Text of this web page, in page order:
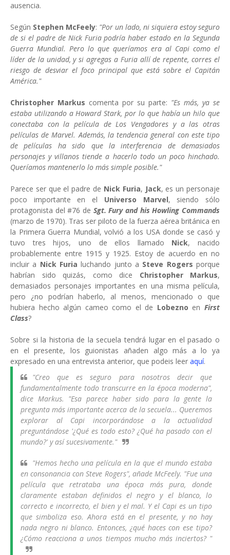
ausencia.
Según Stephen McFeely: "Por un lado, ni siquiera estoy seguro
de si el padre de Nick Furia podría haber estado en la Segunda
Guerra Mundial. Pero lo que queríamos era al Capi como el
líder de la unidad, y si agregas a Furia allí de repente, corres el
riesgo de desviar el foco principal que está sobre el Capitán
América."
Christopher Markus comenta por su parte: "Es más, ya se
estaba utilizando a Howard Stark, por lo que había un hilo que
conectaba con la película de Los Vengadores y a las otras
películas de Marvel. Además, la tendencia general con este tipo
de películas ha sido que la interferencia de demasiados
personajes y villanos tiende a hacerlo todo un poco hinchado.
Queríamos mantenerlo lo más simple posible."
Parece ser que el padre de Nick Furia, Jack, es un personaje
poco importante en el Universo Marvel, siendo sólo
protagonista del #76 de Sgt. Fury and his Howling Commands
(marzo de 1970). Tras ser piloto de la fuerza aérea británica en
la Primera Guerra Mundial, volvió a los USA donde se casó y
tuvo tres hijos, uno de ellos llamado Nick, nacido
probablemente entre 1915 y 1925. Estoy de acuerdo en no
incluir a Nick Furia luchando junto a Steve Rogers porque
habrían sido quizás, como dice Christopher Markus,
demasiados personajes importantes en una misma película,
pero ¿no podrían haberlo, al menos, mencionado o que
hubiera hecho algún cameo como el de Lobezno enFirst
Class?
Sobre si la historia de la secuela tendrá lugar en el pasado o
en el presente, los guionistas añaden algo más a lo ya
expresado en una entrevista anterior, que podeis leer aquí.
"Creo que es seguro para nosotros decir que
fundamentalmente todo transcurre en la época moderna",
dice Markus. "Esa parece haber sido para la gente la
pregunta más importante acerca de la secuela... Queremos
explorar al Capi incorporándose a la actualidad
preguntándose '¿Qué es todo esto? ¿Qué ha pasado con el
mundo?' y así sucesivamente."
"Hemos hecho una película en la que el mundo estaba
en consonancia con Steve Rogers", añade McFeely. "Fue una
película que retrataba una época más pura, donde
claramente estaban definidos el negro y el blanco, lo
correcto e incorrecto, el bien y el mal. Y el Capi es un tipo
que simboliza eso. Ahora está en el presente, y no hay
nada negro ni blanco. Entonces, ¿qué haces con ese tipo?
¿Cómo reacciona a unos tiempos mucho más inciertos? "